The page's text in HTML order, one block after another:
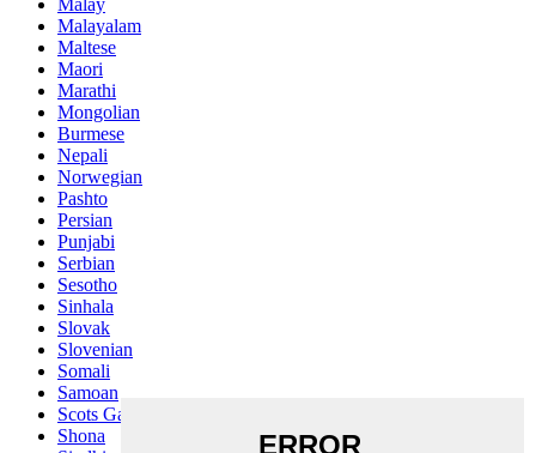
Malay
Malayalam
Maltese
Maori
Marathi
Mongolian
Burmese
Nepali
Norwegian
Pashto
Persian
Punjabi
Serbian
Sesotho
Sinhala
Slovak
Slovenian
Somali
Samoan
Scots Gaelic
Shona